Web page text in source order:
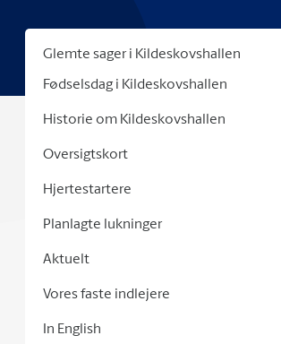
Glemte sager i Kildeskovshallen
Fødselsdag i Kildeskovshallen
Historie om Kildeskovshallen
Oversigtskort
Hjertestartere
Planlagte lukninger
Aktuelt
Vores faste indlejere
In English